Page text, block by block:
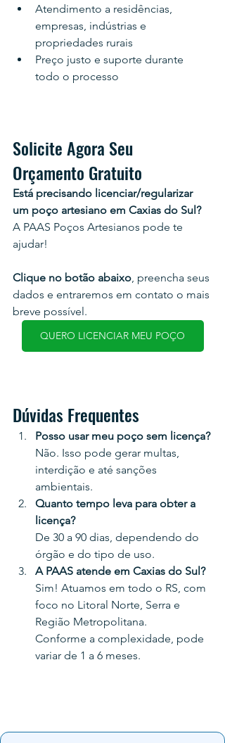
Atendimento a residências,
empresas, indústrias e
propriedades rurais
Preço justo e suporte durante
todo o processo
Solicite Agora Seu
Orçamento Gratuito
Está precisando licenciar/regularizar
um poço artesiano em Caxias do Sul?
A PAAS Poços Artesianos pode te
ajudar!
Clique no botão abaixo, preencha seus
dados e entraremos em contato o mais
breve possível.
QUERO LICENCIAR MEU POÇO
Dúvidas Frequentes
Posso usar meu poço sem licença?
Não. Isso pode gerar multas,
interdição e até sanções
ambientais.
Quanto tempo leva para obter a
licença?
De 30 a 90 dias, dependendo do
órgão e do tipo de uso.
A PAAS atende em Caxias do Sul?
Sim! Atuamos em todo o RS, com
foco no Litoral Norte, Serra e
Região Metropolitana.
Conforme a complexidade, pode
variar de 1 a 6 meses.